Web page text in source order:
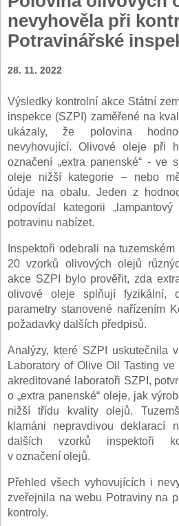
nevyhověla při
Potravinářské
28. 11. 2022
Výsledky kontrolní akce Státní
inspekce (SZPI) zaměřené na
ukázaly, že polovina
nevyhovující. Olivové oleje při
označení „extra panenské“ - ve
oleje nižší kategorie – nebo
údaje na obalu. Jeden z
odpovídal kategorii
potravinu nabízet.
Inspektoři odebrali na
20 vzorků olivových olejů
akce SZPI bylo prověřit, zda
olivové oleje splňují fyzikální,
parametry stanovené nařízením
požadavky dalších předpisů.
Analýzy, které SZPI uskutečnila
Laboratory of Olive Oil Tasting
akreditované laboratoři SZPI,
o „extra panenské“ oleje, jak
nižší třídu kvality olejů.
klamáni nepravdivou deklarací
dalších vzorků inspektoři
v označení olejů.
Přehled všech vyhovujících i
zveřejnila na webu Potraviny na
kontroly.